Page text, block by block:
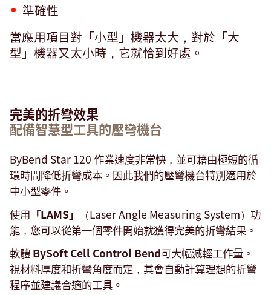
準確性
當應用項目對「小型」機器太大，對於「大
型」機器又太小時，它就恰到好處。
完美的折彎效果
配備智慧型工具的壓彎機台
ByBend Star 120 作業速度非常快，並可藉由極短的循
環時間降低折彎成本。因此我們的壓彎機台特別適用於
中小型零件。
使用 「LAMS」
（Laser Angle Measuring System）功
能，您可以從第一個零件開始就獲得完美的折彎結果。
軟體 BySoft Cell Control Bend可大幅減輕工作量。
視材料厚度和折彎角度而定，其會自動計算理想的折彎
程序並建議合適的工具。